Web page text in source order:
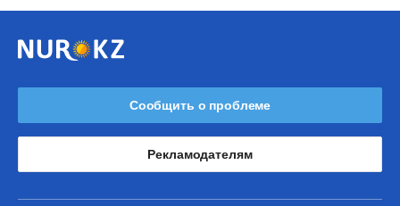
Сообщить о проблеме
Рекламодателям